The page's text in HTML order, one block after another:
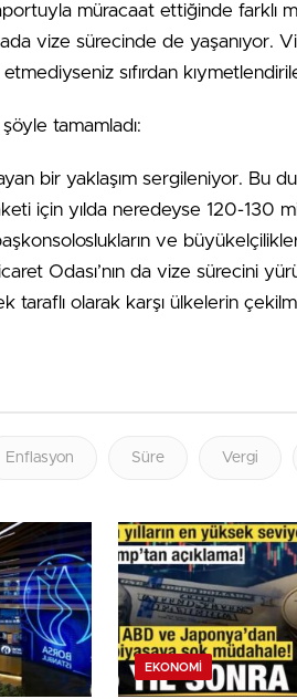
müracaat ettiğinde farklı
vize sürecinde de yaşanıyor.
sıfırdan
tamamladı:
bir yaklaşım sergileniyor. Bu
için yılda neredeyse 120-130
ve
Odası’nın da vize sürecini
taraflı olarak karşı ülkelerin
Enflasyon Süre Vergi
EKONOMI